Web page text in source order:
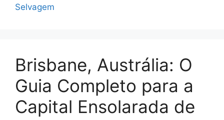
Selvagem
Brisbane, Austrália: O
Guia Completo para a
Capital Ensolarada de